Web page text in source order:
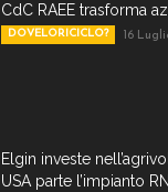
CdC RAEE trasforma
DOVELORICICLO? 16
Elgin investe
USA parte l’impianto